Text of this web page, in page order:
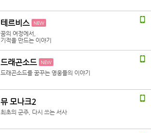
테르비스 NEW
꿈의 여정에서,
기적을 만드는 이야기
드래곤소드 NEW
드래곤소드를 꿈꾸는 영웅들의 이야기
뮤 모나크2
최초의 군주, 다시 쓰는 서사